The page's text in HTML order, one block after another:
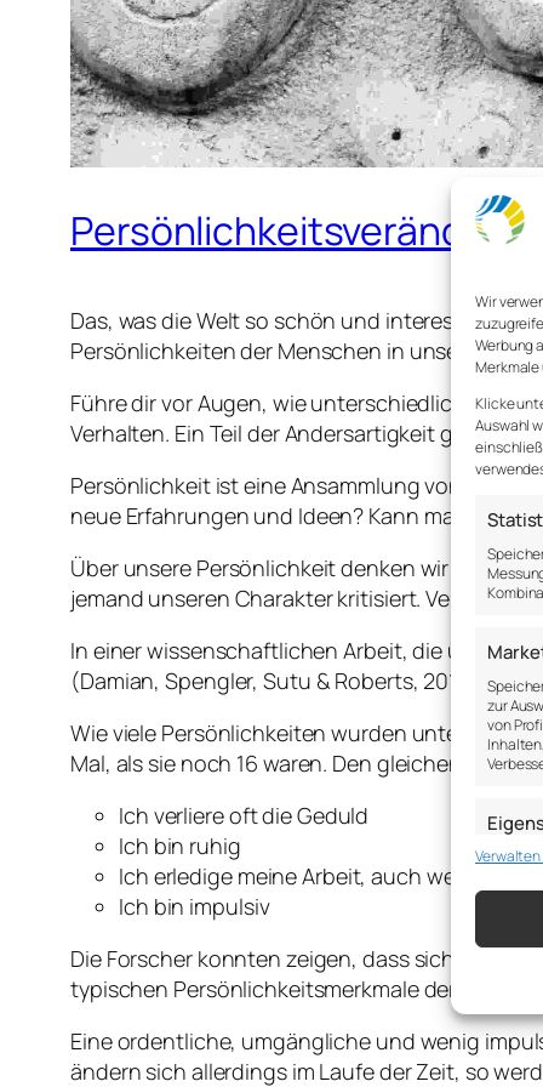
Wir
Werbung
Klicke
Auswahl
zur
von
Das, was die Welt so schön und interessant
Persönlichkeiten der Menschen in unserem
Führe dir vor Augen, wie unterschiedlich deine
Verhalten. Ein Teil der Andersartigkeit geht auf
Persönlichkeit ist eine Ansammlung von
neue Erfahrungen und Ideen? Kann man ihr
Über unsere Persönlichkeit denken wir wohl
jemand unseren Charakter kritisiert. Verändert
In einer wissenschaftlichen Arbeit, die über 50
(Damian, Spengler, Sutu & Roberts, 2018).
Wie viele Persönlichkeiten wurden unter die
Mal, als sie noch 16 waren. Den gleichen
Ich verliere oft die Geduld
Ich bin ruhig
Ich erledige meine Arbeit, auch wenn ich
Ich bin impulsiv
Die Forscher konnten zeigen, dass sich die
typischen Persönlichkeitsmerkmale der
Eine ordentliche, umgängliche und wenig
ändern sich allerdings im Laufe der Zeit, so